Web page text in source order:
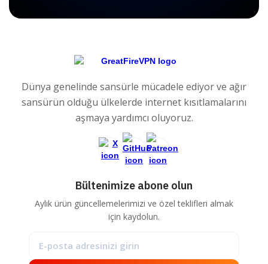
Dünya genelinde sansürle mücadele ediyor ve ağır
sansürün olduğu ülkelerde internet kısıtlamalarını
aşmaya yardımcı oluyoruz.
Bültenimize abone olun
Aylık ürün güncellemelerimizi ve özel teklifleri almak
için kaydolun.